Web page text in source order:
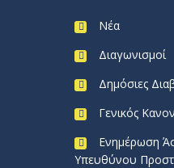
Νέα
Διαγωνισμοί
Δημόσιες
Γενικός
Ενημέρωση
Υπευθύνου